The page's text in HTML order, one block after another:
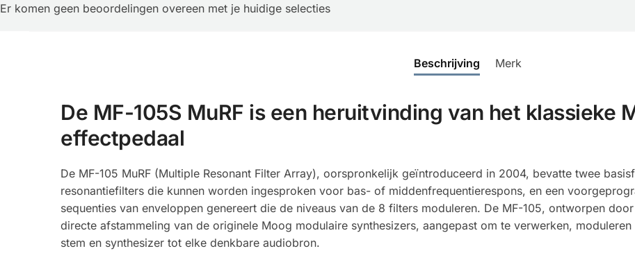
Er komen geen beoordelingen overeen met je huidige selecties
Beschrijving Merk
De MF-105S MuRF is een heruitvinding van het klassieke
effectpedaal
De MF-105 MuRF (Multiple Resonant Filter Array), oorspronkelijk geïntroduceerd in 2004, bevatte twee
resonantiefilters die kunnen worden ingesproken voor bas- of middenfrequentierespons, en een
sequenties van enveloppen genereert die de niveaus van de 8 filters moduleren. De MF-105, ontworpen
directe afstammeling van de originele Moog modulaire synthesizers, aangepast om te verwerken,
stem en synthesizer tot elke denkbare audiobron.